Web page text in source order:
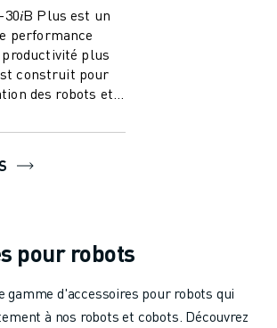
Plus est un
performance
plus
construit pour
des robots et
pour robots
gamme d'accessoires pour robots qui
à nos robots et cobots. Découvrez